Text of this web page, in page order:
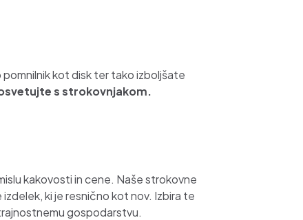
kot disk ter tako izboljšate
s strokovnjakom.
kakovosti in cene. Naše strokovne
ki je resnično kot nov. Izbira te
gospodarstvu.